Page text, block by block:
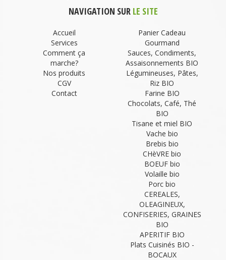
NAVIGATION SUR LE SITE
Accueil
Services
Comment ça
marche?
Nos produits
CGV
Contact
Panier Cadeau
Gourmand
Sauces, Condiments,
Assaisonnements BIO
Légumineuses, Pâtes,
Riz BIO
Farine BIO
Chocolats, Café, Thé
BIO
Tisane et miel BIO
Vache bio
Brebis bio
CHèVRE bio
BOEUF bio
Volaille bio
Porc bio
CEREALES,
OLEAGINEUX,
CONFISERIES, GRAINES
BIO
APERITIF BIO
Plats Cuisinés BIO -
BOCAUX